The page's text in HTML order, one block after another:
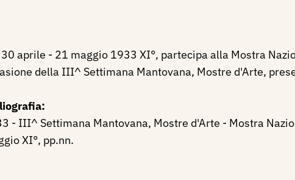
aprile - 21 maggio 1933 XI°, partecipa alla Mostra
della III^ Settimana Mantovana, Mostre d'Arte,
- III^ Settimana Mantovana, Mostre d'Arte - Mostra
XI°, pp.nn.